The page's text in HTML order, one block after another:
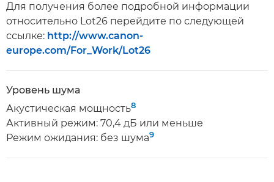
Для получения более подробной информации
относительно Lot26 перейдите по следующей
ссылке: http://www.canon-
europe.com/For_Work/Lot26
Уровень шума
Акустическая мощность8
Активный режим: 70,4 дБ или меньше
Режим ожидания: без шума9